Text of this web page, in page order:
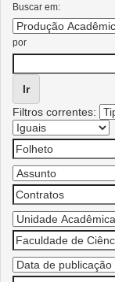
Buscar em:
por
Filtros correntes: